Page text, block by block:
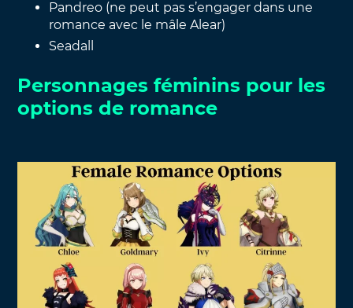
Pandreo (ne peut pas s’engager dans une
romance avec le mâle Alear)
Seadall
Personnages féminins pour les
options de romance